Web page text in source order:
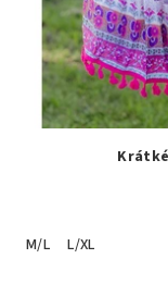
M/L
L/XL